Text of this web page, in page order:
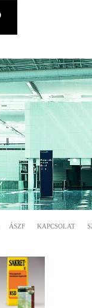
ÁSZF KAPCSOLAT